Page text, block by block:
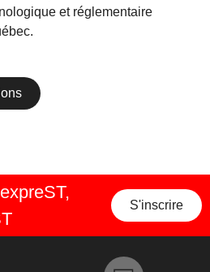
et réglementaire
S'inscrire